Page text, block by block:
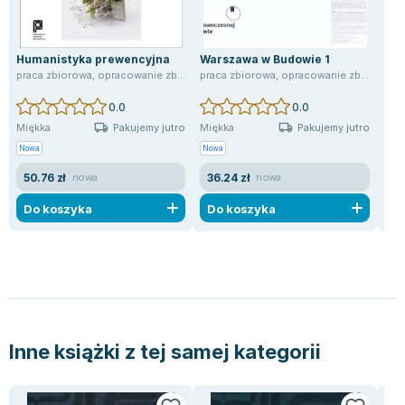
Humanistyka prewencyjna
praca zbiorowa, opracowanie zbiorowe
0.0
Miękka Pakujemy jutro
Nowa
50.76 zł nowa
Do koszyka
Warszawa w Budowie 1
praca zbiorowa, opracowanie zbiorowe
0.0
Miękka Pakujemy jutro
Nowa
36.24 zł nowa
Do koszyka
Inne książki z tej samej kategorii